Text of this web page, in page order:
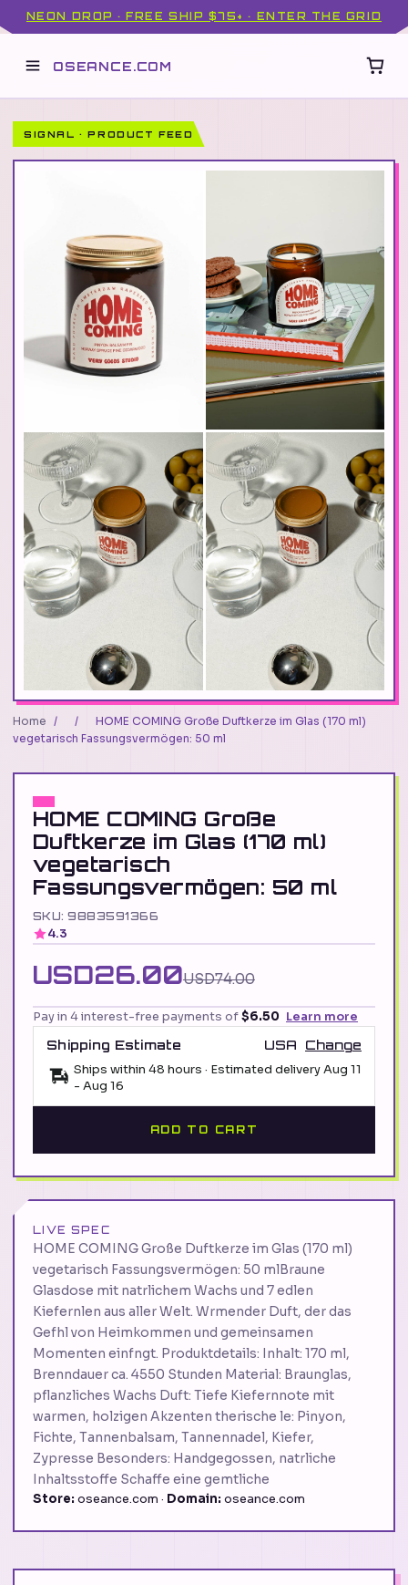
NEON DROP · FREE SHIP $75+ · ENTER THE GRID
OSEANCE.COM
SIGNAL · PRODUCT FEED
Home / /
HOME COMING Große Duftkerze im Glas (170 ml)
vegetarisch Fassungsvermögen: 50 ml
HOME COMING Große
Duftkerze im Glas (170 ml)
vegetarisch
Fassungsvermögen: 50 ml
SKU: 9883591366
4.3
USD26.00USD74.00
Pay in 4 interest-free payments of$6.50 Learn more
Shipping Estimate
USA
Change
Ships within 48 hours · Estimated deliveryAug 11
- Aug 16
ADD TO CART
LIVE SPEC
HOME COMING Große Duftkerze im Glas (170 ml)
vegetarisch Fassungsvermögen: 50 mlBraune
Glasdose mit natrlichem Wachs und 7 edlen
Kiefernlen aus aller Welt. Wrmender Duft, der das
Gefhl von Heimkommen und gemeinsamen
Momenten einfngt. Produktdetails: Inhalt: 170 ml,
Brenndauer ca. 4550 Stunden Material: Braunglas,
pflanzliches Wachs Duft: Tiefe Kiefernnote mit
warmen, holzigen Akzenten therische le: Pinyon,
Fichte, Tannenbalsam, Tannennadel, Kiefer,
Zypresse Besonders: Handgegossen, natrliche
Inhaltsstoffe Schaffe eine gemtliche
Store: oseance.com · Domain: oseance.com